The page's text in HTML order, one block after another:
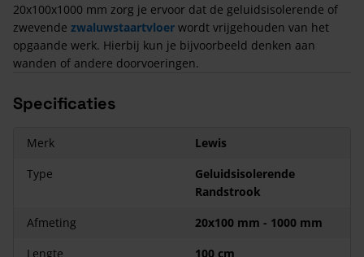
20x100x1000 mm zorg je ervoor dat de geluidsisolerende of
zwevende zwaluwstaartvloer wordt vrijgehouden van het
opgaande werk. Hierbij kun je bijvoorbeeld denken aan
wanden of andere doorvoeringen.
Specificaties
Merk
Lewis
Type
Geluidsisolerende
Randstrook
Afmeting
20x100 mm - 1000 mm
Lengte
100 cm